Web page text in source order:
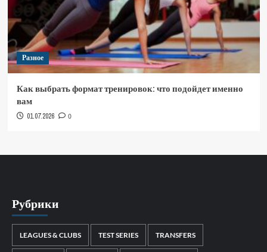
Разное
Как выбрать формат тренировок: что подойдет именно
вам
01.07.2026 0
Рубрики
LEAGUES & CLUBS TEST SERIES TRANSFERS